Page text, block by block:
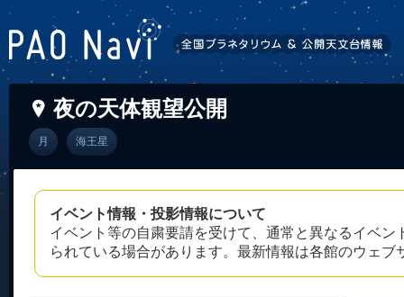
夜の天体観望公開
月 海王星
イベント情報・投影情報について
イベント等の自粛要請を受けて、通常と異なるイベ
られている場合があります。最新情報は各館のウェ